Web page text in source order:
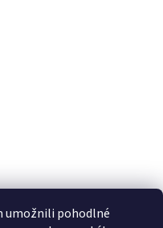
umožnili pohodlné